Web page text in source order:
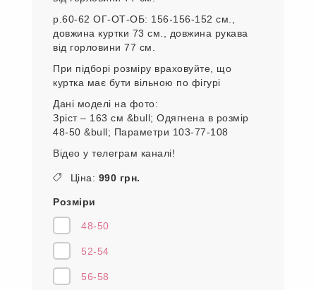
р.60-62 ОГ-ОТ-ОБ: 156-156-152 см.,
довжина куртки 73 см., довжина рукава
від горловини 77 см.
При підборі розміру враховуйте, що
куртка має бути вільною по фігурі
Дані моделі на фото:
Зріст – 163 см &bull; Одягнена в розмір
48-50 &bull; Параметри 103-77-108
Відео у телеграм каналі!
Ціна: 990 грн.
Розміри
48-50
52-54
56-58